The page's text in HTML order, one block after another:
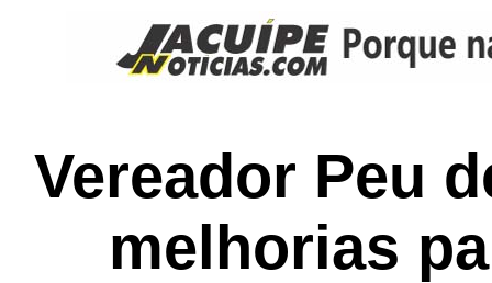
Vereador Peu
melhorias